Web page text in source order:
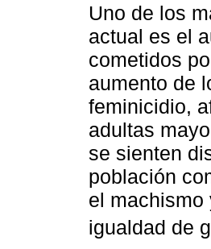
Uno de los
actual es el
cometidos
aumento de
feminicidio,
adultas
se sienten
población
el machismo
igualdad de